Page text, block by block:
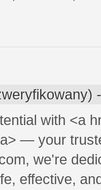
with <a
— your
we're
effective,